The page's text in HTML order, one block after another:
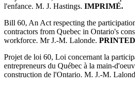
l'enfance. M. J. Hastings. IMPRIMÉ.
Bill 60, An Act respecting the
contractors from Quebec in Ontario's
workforce. Mr J.-M. Lalonde.
Projet de loi 60, Loi concernant la
entrepreneurs du Québec à la main-
construction de l'Ontario. M. J.-M.